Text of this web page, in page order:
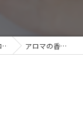
アロマの香りで心を癒す